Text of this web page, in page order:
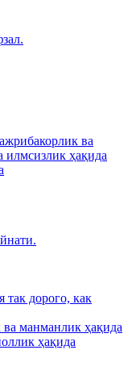
ва
илмсизлик ҳақида
так дорого, как
ва манманлик ҳақида
ҳақида